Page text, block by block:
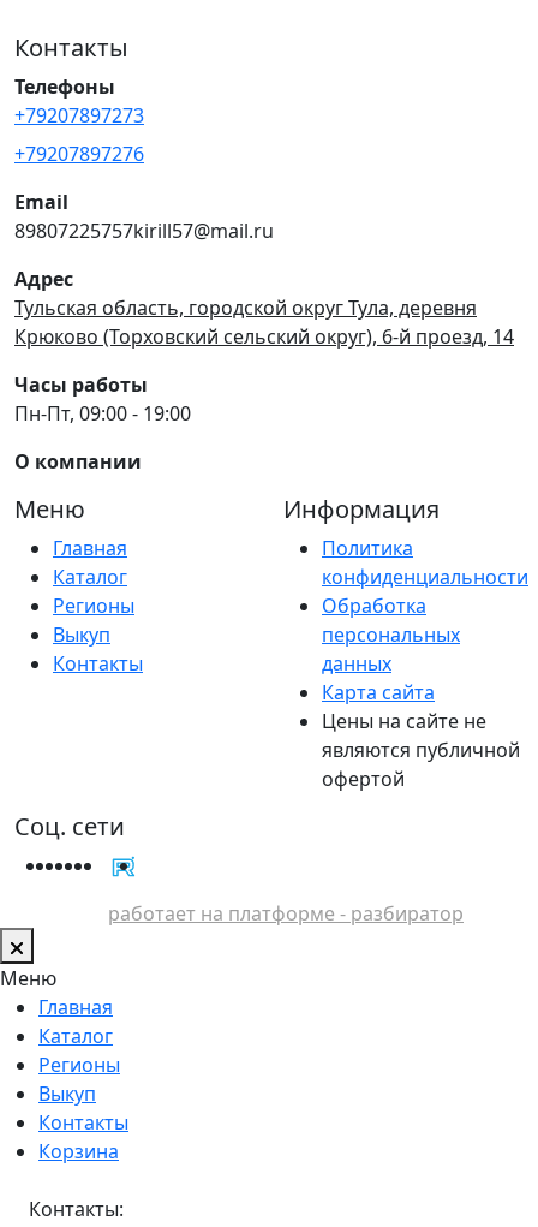
Контакты
Телефоны
+79207897273
+79207897276
Email
89807225757kirill57@mail.ru
Адрес
Тульская область, городской округ Тула, деревня
Крюково (Торховский сельский округ), 6-й проезд, 14
Часы работы
Пн-Пт, 09:00 - 19:00
О компании
Меню
Главная
Каталог
Регионы
Выкуп
Контакты
Информация
Политика
конфиденциальности
Обработка
персональных
данных
Карта сайта
Цены на сайте не
являются публичной
офертой
Соц. сети
работает на платформе - разбиратор
Меню
Главная
Каталог
Регионы
Выкуп
Контакты
Корзина
Контакты: